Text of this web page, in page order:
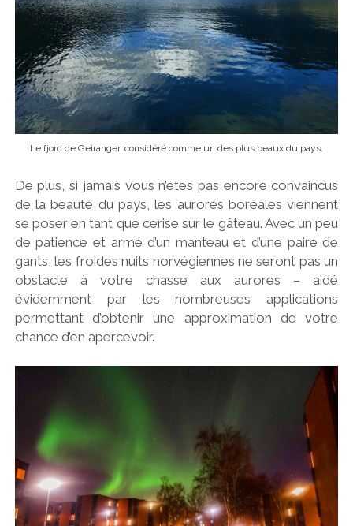
Le fjord de Geiranger, considéré comme un des plus beaux du pays.
De plus, si jamais vous n’êtes pas encore convaincus
de la beauté du pays, les aurores boréales viennent
se poser en tant que cerise sur le gâteau. Avec un peu
de patience et armé d’un manteau et d’une paire de
gants, les froides nuits norvégiennes ne seront pas un
obstacle à votre chasse aux aurores – aidé
évidemment par les nombreuses applications
permettant d’obtenir une approximation de votre
chance d’en apercevoir.